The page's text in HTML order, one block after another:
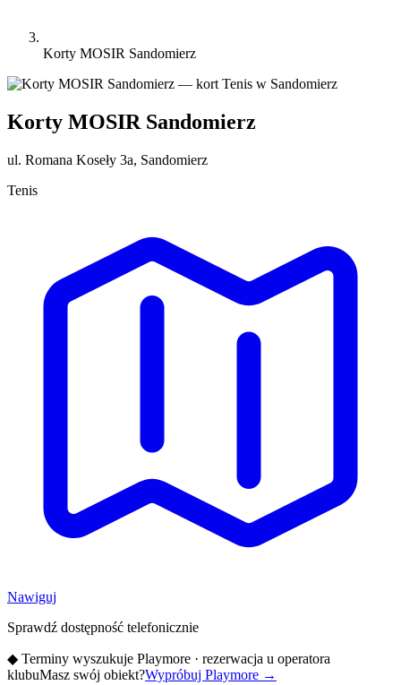
Korty MOSIR Sandomierz
Korty MOSIR Sandomierz
ul. Romana Koseły 3a, Sandomierz
Tenis
Nawiguj
Sprawdź dostępność telefonicznie
◆ Terminy wyszukuje Playmore · rezerwacja u operatora
klubuMasz swój obiekt?Wypróbuj Playmore →